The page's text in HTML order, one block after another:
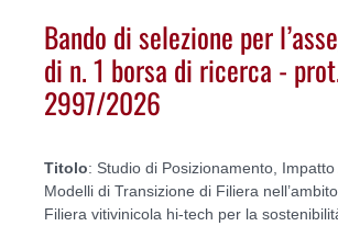
Bando di selezione per
di n. 1 borsa di ricerca -
2997/2026
Titolo: Studio di Posizionamento,
Modelli di Transizione di Filiera
Filiera vitivinicola hi-tech per la